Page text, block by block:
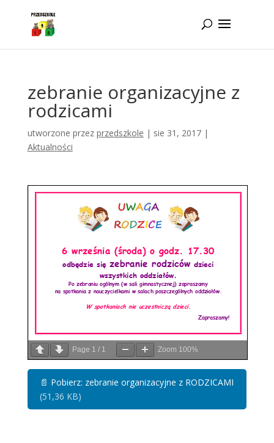
zebranie organizacyjne z
rodzicami
utworzone przez przedszkole | sie 31, 2017|
Aktualności
Page 1 / 1 Zoom 100%
📄 Pobierz: zebranie organizacyjne z RODZICAMI
(51,36 KB)